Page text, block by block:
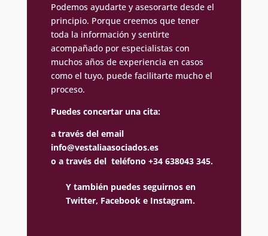
Podemos ayudarte y asesorarte desde el
principio. Porque creemos que tener
toda la información y sentirte
acompañado por especialistas con
muchos años de experiencia en casos
como el tuyo, puede facilitarte mucho el
proceso.
Puedes concertar una cita:
a través del email
info@vestaliaasociados.es
o a través del teléfono +34 638043 345.
Y también puedes seguirnos en
Twitter, Facebook e Instagram.